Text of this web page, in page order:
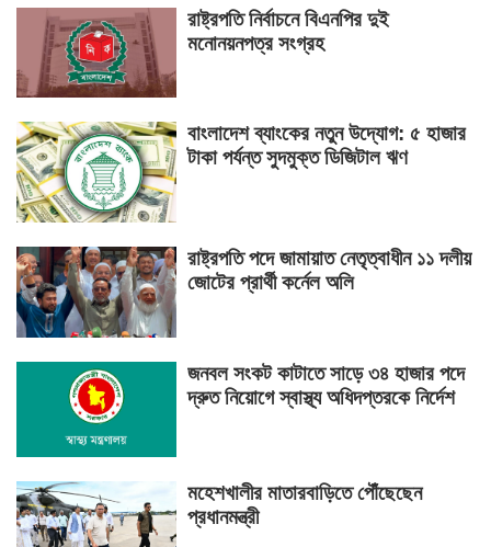
রাষ্ট্রপতি নির্বাচনে বিএনপির দুই
মনোনয়নপত্র সংগ্রহ
বাংলাদেশ ব্যাংকের নতুন উদ্যোগ: ৫ হাজার
টাকা পর্যন্ত সুদমুক্ত ডিজিটাল ঋণ
রাষ্ট্রপতি পদে জামায়াত নেতৃত্বাধীন ১১ দলীয়
জোটের প্রার্থী কর্নেল অলি
জনবল সংকট কাটাতে সাড়ে ৩৪ হাজার পদে
দ্রুত নিয়োগে স্বাস্থ্য অধিদপ্তরকে নির্দেশ
মহেশখালীর মাতারবাড়িতে পৌঁছেছেন
প্রধানমন্ত্রী